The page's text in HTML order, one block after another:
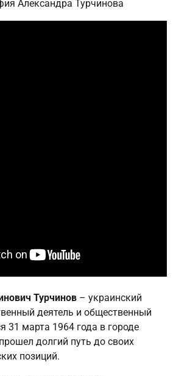
Турчинов – украинский
деятель и общественный
31 марта 1964 года в городе
долгий путь до своих
позиций.